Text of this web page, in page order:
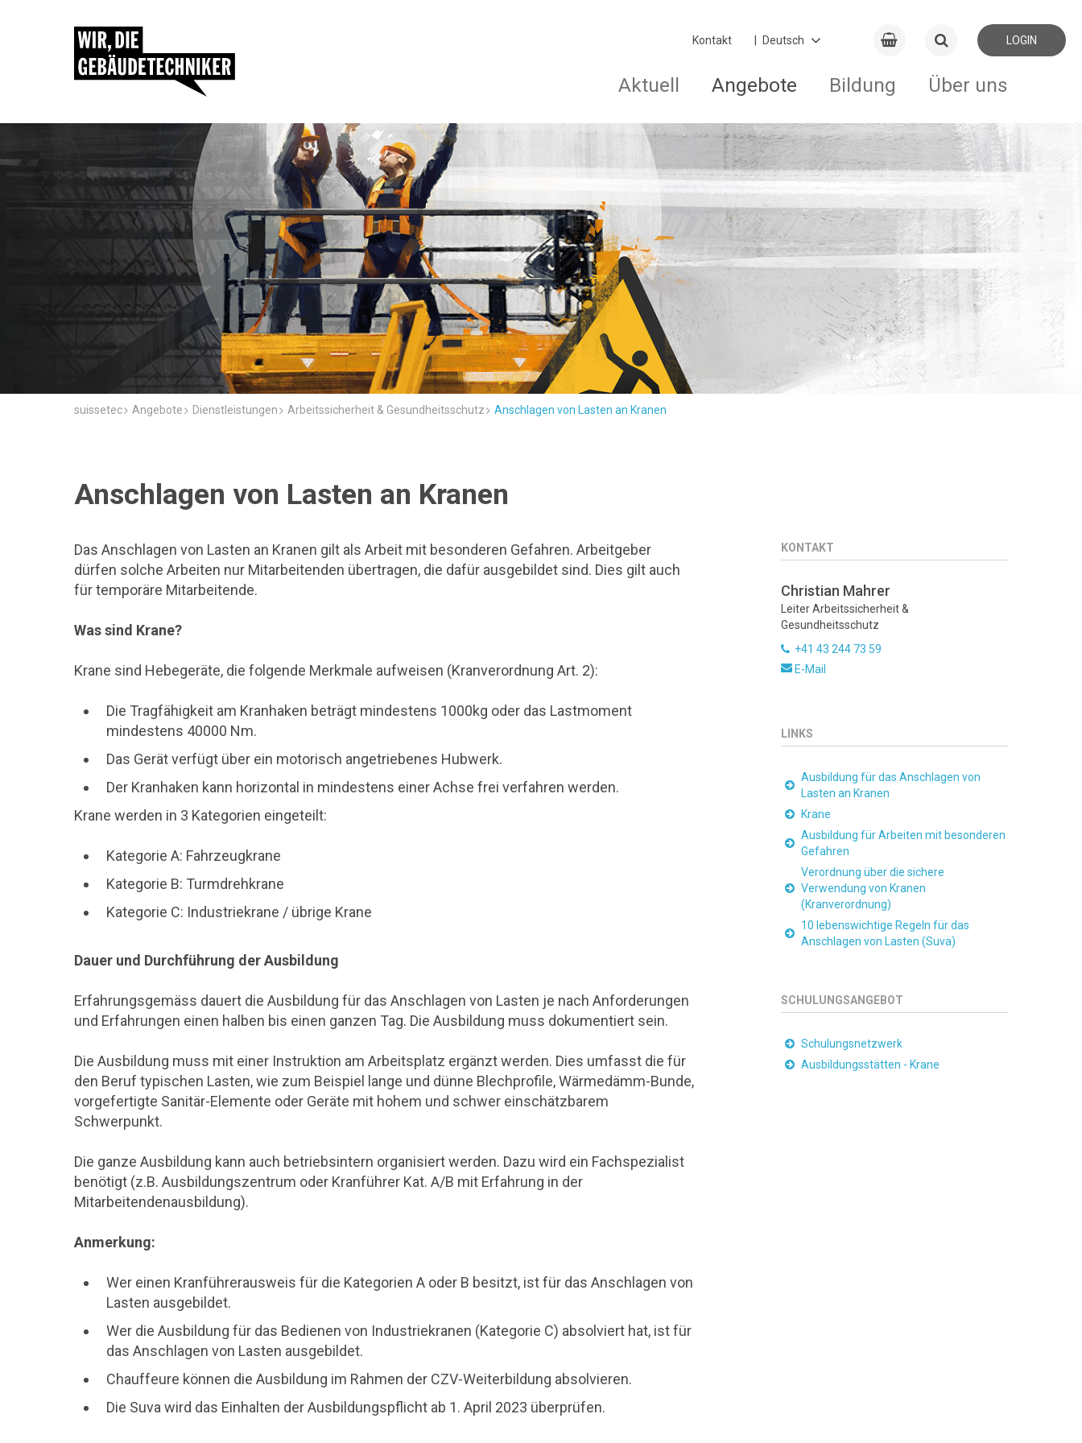
Kontakt LOGIN
Aktuell Angebote Bildung Über uns
suissetec Angebote Dienstleistungen Arbeitssicherheit & Gesundheitsschutz Anschlagen von Lasten an Kranen
Anschlagen von Lasten an Kranen
Das Anschlagen von Lasten an Kranen gilt als Arbeit mit besonderen Gefahren. Arbeitgeber
dürfen solche Arbeiten nur Mitarbeitenden übertragen, die dafür ausgebildet sind. Dies gilt auch
für temporäre Mitarbeitende.
Was sind Krane?
Krane sind Hebegeräte, die folgende Merkmale aufweisen (Kranverordnung Art. 2):
Die Tragfähigkeit am Kranhaken beträgt mindestens 1000kg oder das Lastmoment
mindestens 40000 Nm.
Das Gerät verfügt über ein motorisch angetriebenes Hubwerk.
Der Kranhaken kann horizontal in mindestens einer Achse frei verfahren werden.
Krane werden in 3 Kategorien eingeteilt:
Kategorie A: Fahrzeugkrane
Kategorie B: Turmdrehkrane
Kategorie C: Industriekrane / übrige Krane
Dauer und Durchführung der Ausbildung
Erfahrungsgemäss dauert die Ausbildung für das Anschlagen von Lasten je nach Anforderungen
und Erfahrungen einen halben bis einen ganzen Tag. Die Ausbildung muss dokumentiert sein.
Die Ausbildung muss mit einer Instruktion am Arbeitsplatz ergänzt werden. Dies umfasst die für
den Beruf typischen Lasten, wie zum Beispiel lange und dünne Blechprofile, Wärmedämm-Bunde,
vorgefertigte Sanitär-Elemente oder Geräte mit hohem und schwer einschätzbarem
Schwerpunkt.
Die ganze Ausbildung kann auch betriebsintern organisiert werden. Dazu wird ein Fachspezialist
benötigt (z.B. Ausbildungszentrum oder Kranführer Kat. A/B mit Erfahrung in der
Mitarbeitendenausbildung).
Anmerkung:
Wer einen Kranführerausweis für die Kategorien A oder B besitzt, ist für das Anschlagen von
Lasten ausgebildet.
Wer die Ausbildung für das Bedienen von Industriekranen (Kategorie C) absolviert hat, ist für
das Anschlagen von Lasten ausgebildet.
Chauffeure können die Ausbildung im Rahmen der CZV-Weiterbildung absolvieren.
Die Suva wird das Einhalten der Ausbildungspflicht ab 1. April 2023 überprüfen.
KONTAKT
Christian Mahrer
Leiter Arbeitssicherheit &
Gesundheitsschutz
+41 43 244 73 59
E-Mail
LINKS
Ausbildung für das Anschlagen von
Lasten an Kranen
Krane
Ausbildung für Arbeiten mit besonderen
Gefahren
Verordnung über die sichere
Verwendung von Kranen
(Kranverordnung)
10 lebenswichtige Regeln für das
Anschlagen von Lasten (Suva)
SCHULUNGSANGEBOT
Schulungsnetzwerk
Ausbildungsstätten - Krane